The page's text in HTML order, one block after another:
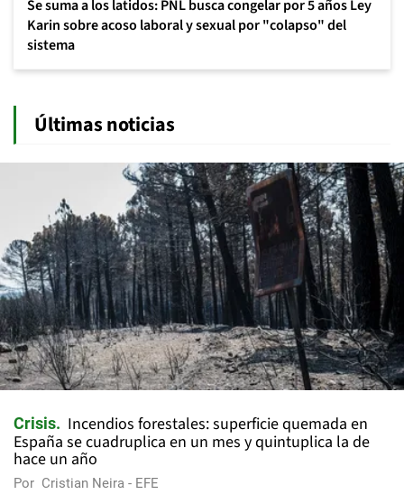
Se suma a los latidos: PNL busca congelar por 5 años Ley
Karin sobre acoso laboral y sexual por "colapso" del
sistema
Últimas noticias
Crisis
Incendios forestales: superficie quemada en
España se cuadruplica en un mes y quintuplica la de
hace un año
Por Cristian Neira - EFE